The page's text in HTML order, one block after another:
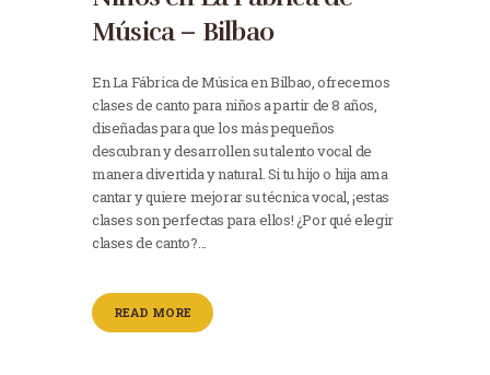
Música – Bilbao
En La Fábrica de Música en Bilbao, ofrecemos
clases de canto para niños a partir de 8 años,
diseñadas para que los más pequeños
descubran y desarrollen su talento vocal de
manera divertida y natural. Si tu hijo o hija ama
cantar y quiere mejorar su técnica vocal, ¡estas
clases son perfectas para ellos! ¿Por qué elegir
clases de canto?…
READ MORE